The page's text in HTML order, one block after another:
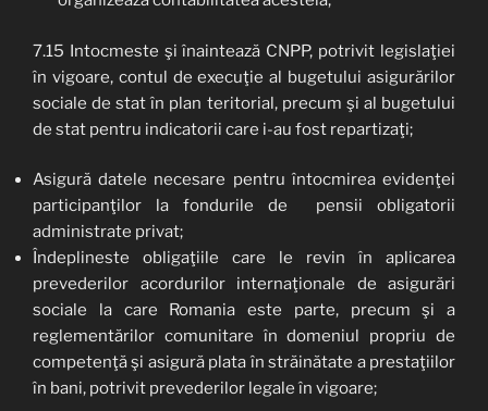
7.15 Intocmeste şi înaintează CNPP, potrivit legislaţiei
în vigoare, contul de execuţie al bugetului asigurărilor
sociale de stat în plan teritorial, precum şi al bugetului
de stat pentru indicatorii care i-au fost repartizaţi;
Asigură datele necesare pentru întocmirea evidenţei
participanţilor la fondurile de pensii obligatorii
administrate privat;
Îndeplineste obligaţiile care le revin în aplicarea
prevederilor acordurilor internaţionale de asigurări
sociale la care Romania este parte, precum şi a
reglementărilor comunitare în domeniul propriu de
competenţă şi asigură plata în străinătate a prestaţiilor
în bani, potrivit prevederilor legale în vigoare;